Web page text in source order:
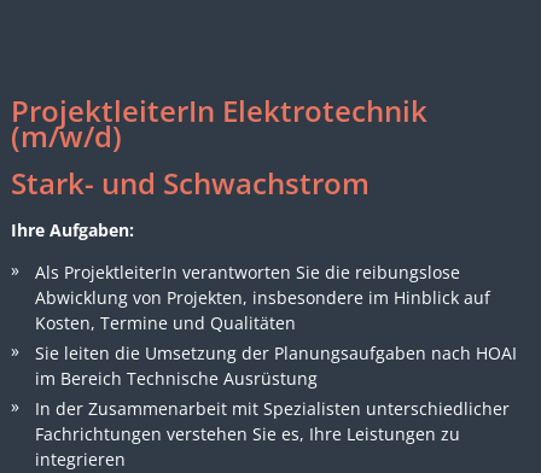
ProjektleiterIn Elektrotechnik
(m/w/d)
Stark- und Schwachstrom
Ihre Aufgaben:
Als ProjektleiterIn verantworten Sie die reibungslose
Abwicklung von Projekten, insbesondere im Hinblick auf
Kosten, Termine und Qualitäten
Sie leiten die Umsetzung der Planungsaufgaben nach HOAI
im Bereich Technische Ausrüstung
In der Zusammenarbeit mit Spezialisten unterschiedlicher
Fachrichtungen verstehen Sie es, Ihre Leistungen zu
integrieren